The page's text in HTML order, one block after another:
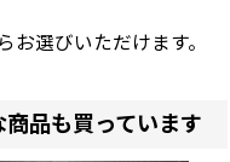
お選びいただけます。
品も買っています